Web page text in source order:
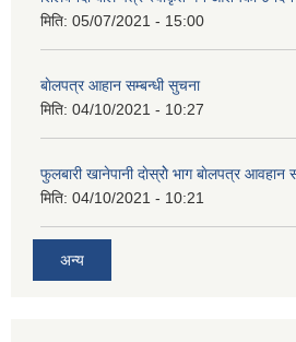
मिति: 05/07/2021 - 15:00
बाेलपत्र आहान सम्बन्धी सुचना
मिति: 04/10/2021 - 10:27
फुलबारी खानेपानी दाेस्राेे भाग बाेलपत्र आवहान
मिति: 04/10/2021 - 10:21
अन्य